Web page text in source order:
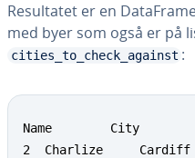
Resultatet er en
med byer som også er på
cities_to_check_against :
Name    	City
2  Charlize  	Cardiff